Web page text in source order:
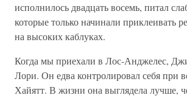
исполнилось двадцать восемь, питал
которые только начинали приклеивать
на высоких каблуках.
Когда мы приехали в Лос-Анджелес,
Лори. Он едва контролировал себя при
Хайятт. В жизни она выглядела лучше,